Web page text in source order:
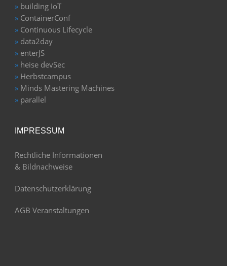
» building IoT
» ContainerConf
» Continuous Lifecycle
» data2day
» enterJS
» heise devSec
» Herbstcampus
» Minds Mastering Machines
» parallel
IMPRESSUM
Rechtliche Informationen
& Bildnachweise
Datenschutzerklärung
AGB Veranstaltungen